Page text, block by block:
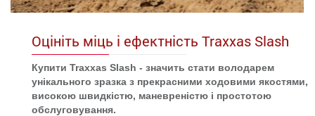
Оцініть міць і ефектність Traxxas Slash
Купити Traxxas Slash - значить стати володарем
унікального зразка з прекрасними ходовими якостями,
високою швидкістю, маневреністю і простотою
обслуговування.